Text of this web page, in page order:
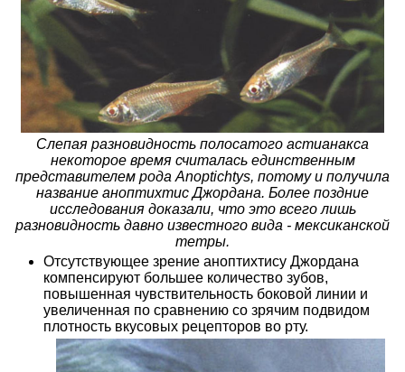
Слепая разновидность полосатого астианакса
некоторое время считалась единственным
представителем рода Anoptichtys, потому и получила
название аноптихтис Джордана. Более поздние
исследования доказали, что это всего лишь
разновидность давно известного вида - мексиканской
тетры.
Отсутствующее зрение аноптихтису Джордана
компенсируют большее количество зубов,
повышенная чувствительность боковой линии и
увеличенная по сравнению со зрячим подвидом
плотность вкусовых рецепторов во рту.